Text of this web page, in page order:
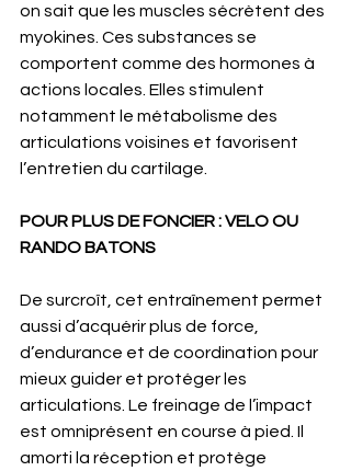
on sait que les muscles sécrètent des
myokines. Ces substances se
comportent comme des hormones à
actions locales. Elles stimulent
notamment le métabolisme des
articulations voisines et favorisent
l’entretien du cartilage.
POUR PLUS DE FONCIER : VELO OU
RANDO BATONS
De surcroît, cet entraînement permet
aussi d’acquérir plus de force,
d’endurance et de coordination pour
mieux guider et protéger les
articulations. Le freinage de l’impact
est omniprésent en course à pied. Il
amorti la réception et protège